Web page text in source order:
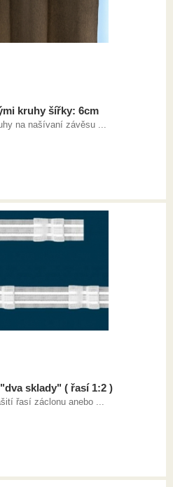
kruhy šířky: 6cm
na našívaní závěsu ...
sklady" ( řasí 1:2 )
řasí záclonu anebo ...